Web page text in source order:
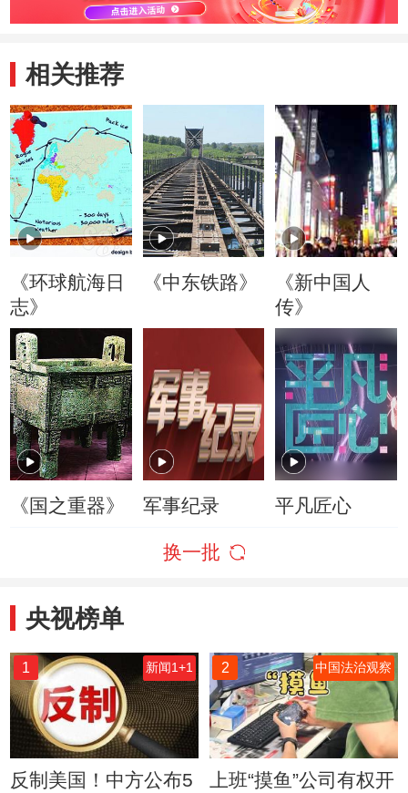
相关推荐
《环球航海日
志》
《中东铁路》
《新中国人
传》
《国之重器》 军事纪录 平凡匠心
换一批
央视榜单
1 新闻1+1
反制美国！中方公布5
2 中国法治观察
上班“摸鱼”公司有权开